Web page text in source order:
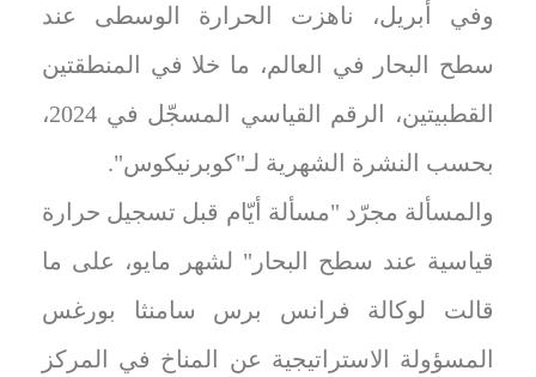
وفي أبريل، ناهزت الحرارة الوسطى عند
سطح البحار في العالم، ما خلا في المنطقتين
القطبيتين، الرقم القياسي المسجّل في 2024،
بحسب النشرة الشهرية لـ"كوبرنيكوس".
والمسألة مجرّد "مسألة أيّام قبل تسجيل حرارة
قياسية عند سطح البحار" لشهر مايو، على ما
قالت لوكالة فرانس برس سامنثا بورغس
المسؤولة الاستراتيجية عن المناخ في المركز